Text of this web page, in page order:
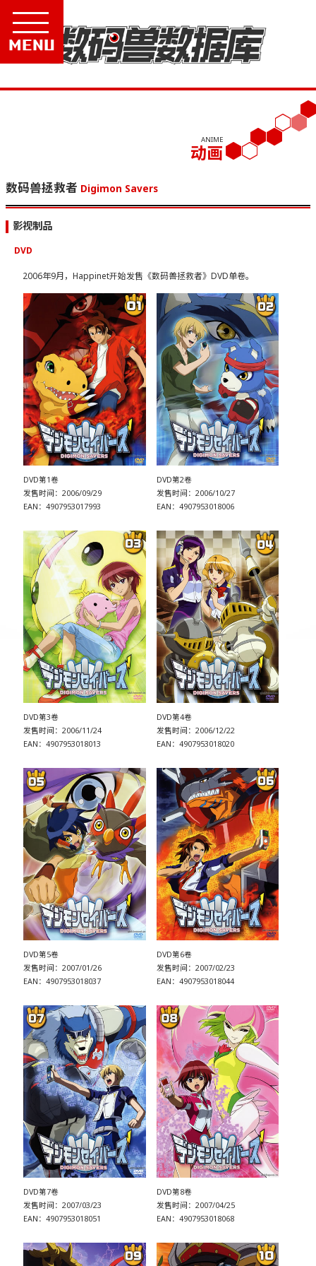
ANIME
动画
数码兽拯救者 Digimon Savers
影视制品
DVD
2006年9月，Happinet开始发售《数码兽拯救者》DVD单卷。
DVD第1卷
发售时间：2006/09/29
EAN：4907953017993
DVD第2卷
发售时间：2006/10/27
EAN：4907953018006
DVD第3卷
发售时间：2006/11/24
EAN：4907953018013
DVD第4卷
发售时间：2006/12/22
EAN：4907953018020
DVD第5卷
发售时间：2007/01/26
EAN：4907953018037
DVD第6卷
发售时间：2007/02/23
EAN：4907953018044
DVD第7卷
发售时间：2007/03/23
EAN：4907953018051
DVD第8卷
发售时间：2007/04/25
EAN：4907953018068